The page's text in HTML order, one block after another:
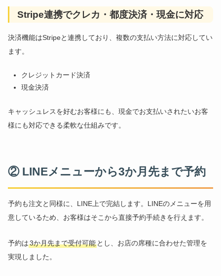
Stripe連携でクレカ・都度決済・現金に対応
決済機能はStripeと連携しており、複数の支払い方法に対応してい
ます。
クレジットカード決済
現金決済
キャッシュレスを好むお客様にも、現金でお支払いされたいお客
様にも対応できる柔軟な仕組みです。
② LINEメニューから3か月先まで予約
予約も注文と同様に、LINE上で完結します。LINEのメニューを用
意しているため、お客様はそこから直接予約手続きを行えます。
予約は3か月先まで受付可能 とし、お店の席種に合わせた管理を
実現しました。